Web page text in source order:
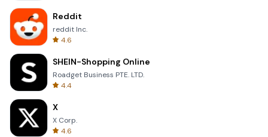
Reddit
reddit Inc.
4.6
SHEIN-Shopping Online
Roadget Business PTE. LTD.
4.4
X
X Corp.
4.6